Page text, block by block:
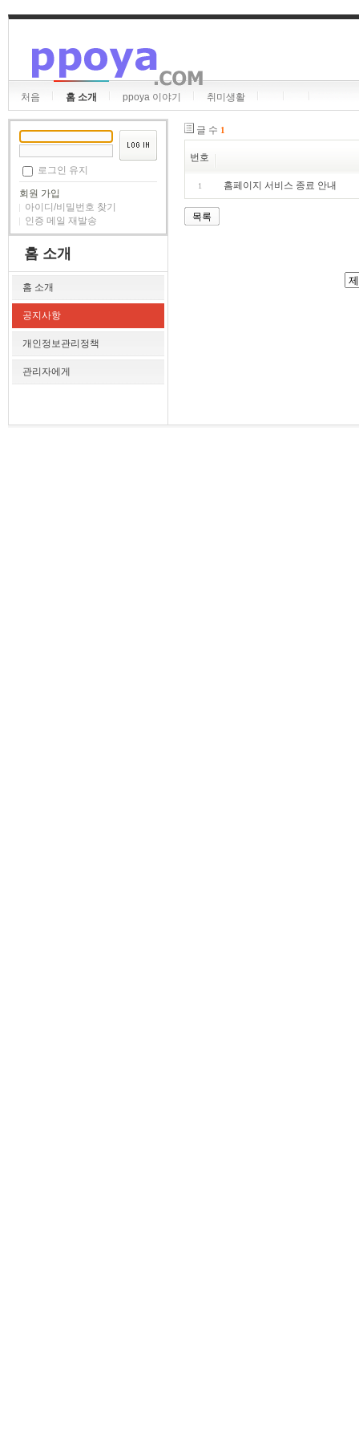
처음 홈 소개 ppoya 이야기 취미생활
로그인 유지
회원 가입
아이디/비밀번호 찾기
인증 메일 재발송
홈 소개
홈 소개
공지사항
개인정보관리정책
관리자에게
글 수 1
번호
1 홈페이지 서비스 종료 안내
목록